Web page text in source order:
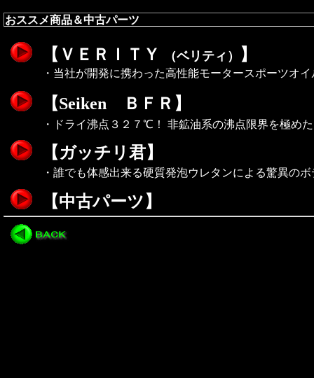
おススメ商品＆中古パーツ
【ＶＥＲＩＴＹ （ベリティ） 】
・当社が開発に携わった高性能モータースポーツオイ
【Seiken ＢＦＲ】
・ドライ沸点３２７℃！ 非鉱油系の沸点限界を極め
【ガッチリ君】
・誰でも体感出来る硬質発泡ウレタンによる驚異の
【中古パーツ】